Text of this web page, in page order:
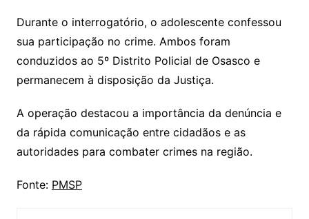
Durante o interrogatório, o adolescente confessou
sua participação no crime. Ambos foram
conduzidos ao 5º Distrito Policial de Osasco e
permanecem à disposição da Justiça.
A operação destacou a importância da denúncia e
da rápida comunicação entre cidadãos e as
autoridades para combater crimes na região.
Fonte: PMSP